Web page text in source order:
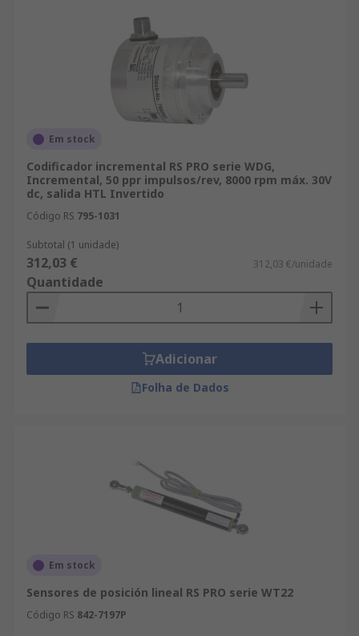
Em stock
Codificador incremental RS PRO serie WDG,
Incremental, 50 ppr impulsos/rev, 8000 rpm máx. 30V
dc, salida HTL Invertido
Código RS 795-1031
Subtotal (1 unidade)
312,03 € 312,03 €/unidade
Quantidade
Adicionar
Folha de Dados
Em stock
Sensores de posición lineal RS PRO serie WT22
Código RS 842-7197P